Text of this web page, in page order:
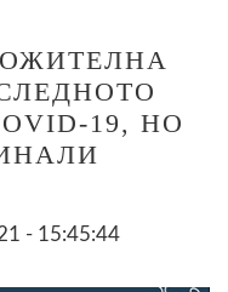
19, НО
- 15:45:44